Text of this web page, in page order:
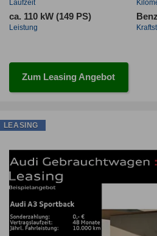
Laufzeit
ca. 110 kW (149 PS)
Leistung
Zum Leasing Angebot
LEASING